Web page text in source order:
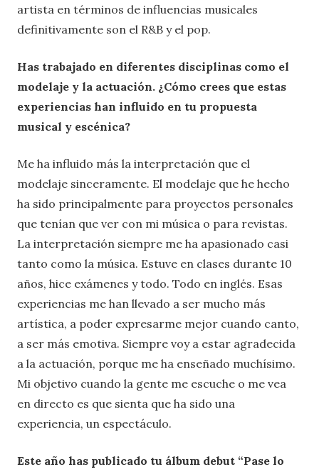
artista en términos de influencias musicales
definitivamente son el R&B y el pop.
Has trabajado en diferentes disciplinas como el
modelaje y la actuación. ¿Cómo crees que estas
experiencias han influido en tu propuesta
musical y escénica?
Me ha influido más la interpretación que el
modelaje sinceramente. El modelaje que he hecho
ha sido principalmente para proyectos personales
que tenían que ver con mi música o para revistas.
La interpretación siempre me ha apasionado casi
tanto como la música. Estuve en clases durante 10
años, hice exámenes y todo. Todo en inglés. Esas
experiencias me han llevado a ser mucho más
artística, a poder expresarme mejor cuando canto,
a ser más emotiva. Siempre voy a estar agradecida
a la actuación, porque me ha enseñado muchísimo.
Mi objetivo cuando la gente me escuche o me vea
en directo es que sienta que ha sido una
experiencia, un espectáculo.
Este año has publicado tu álbum debut “Pase lo